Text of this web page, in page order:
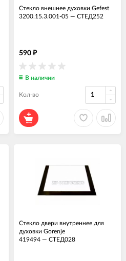
Стекло внешнее духовки Gefest
3200.15.3.001-05 — СТЕД252
590 ₽
В наличии
Кол-во
Стекло двери внутреннее для
духовки Gorenje
419494 — СТЕД028